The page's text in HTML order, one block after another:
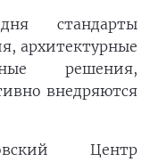
стандарты
архитектурные
решения,
внедряются
Центр